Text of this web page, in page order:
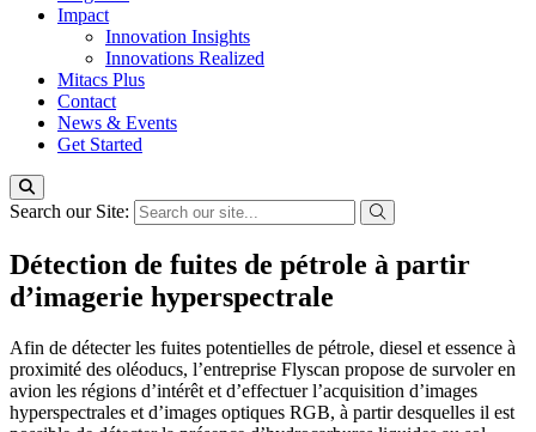
Impact
Innovation Insights
Innovations Realized
Mitacs Plus
Contact
News & Events
Get Started
Search our Site:
Détection de fuites de pétrole à partir
d’imagerie hyperspectrale
Afin de détecter les fuites potentielles de pétrole, diesel et essence à
proximité des oléoducs, l’entreprise Flyscan propose de survoler en
avion les régions d’intérêt et d’effectuer l’acquisition d’images
hyperspectrales et d’images optiques RGB, à partir desquelles il est